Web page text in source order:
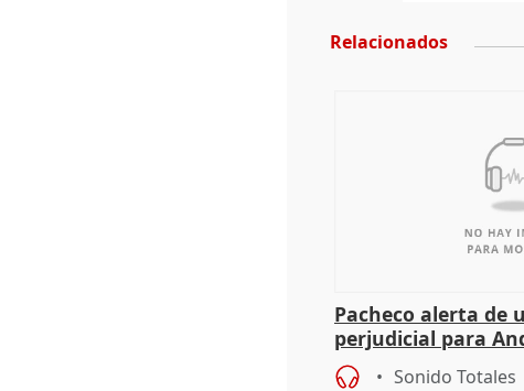
Relacionados
Pacheco alerta de
perjudicial para
agricultura hay
Sonido Totales